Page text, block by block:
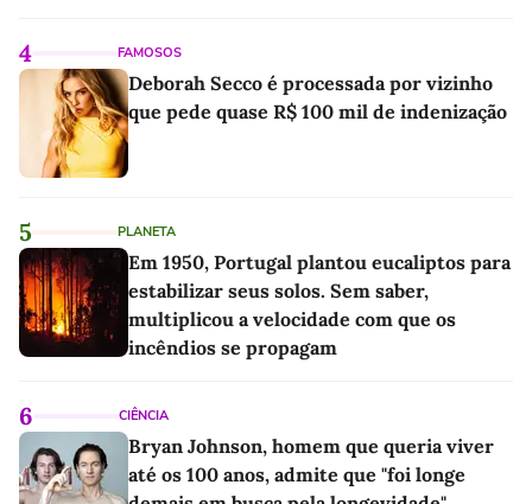
4 FAMOSOS
Deborah Secco é processada por vizinho
que pede quase R$ 100 mil de indenização
5 PLANETA
Em 1950, Portugal plantou eucaliptos para
estabilizar seus solos. Sem saber,
multiplicou a velocidade com que os
incêndios se propagam
6 CIÊNCIA
Bryan Johnson, homem que queria viver
até os 100 anos, admite que "foi longe